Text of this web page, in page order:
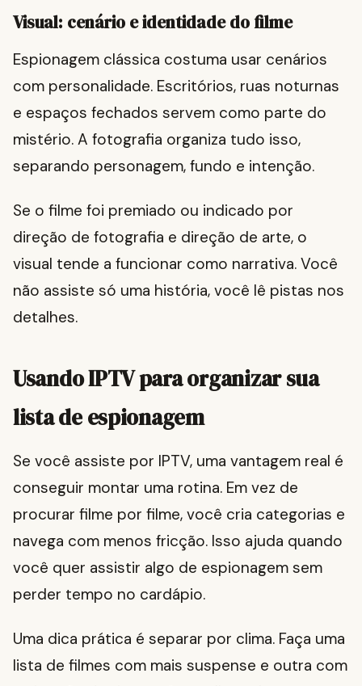
Visual: cenário e identidade do filme
Espionagem clássica costuma usar cenários
com personalidade. Escritórios, ruas noturnas
e espaços fechados servem como parte do
mistério. A fotografia organiza tudo isso,
separando personagem, fundo e intenção.
Se o filme foi premiado ou indicado por
direção de fotografia e direção de arte, o
visual tende a funcionar como narrativa. Você
não assiste só uma história, você lê pistas nos
detalhes.
Usando IPTV para organizar sua
lista de espionagem
Se você assiste por IPTV, uma vantagem real é
conseguir montar uma rotina. Em vez de
procurar filme por filme, você cria categorias e
navega com menos fricção. Isso ajuda quando
você quer assistir algo de espionagem sem
perder tempo no cardápio.
Uma dica prática é separar por clima. Faça uma
lista de filmes com mais suspense e outra com